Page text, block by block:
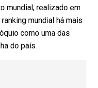
mundial, realizado em
mundial há mais
como uma das
do país.